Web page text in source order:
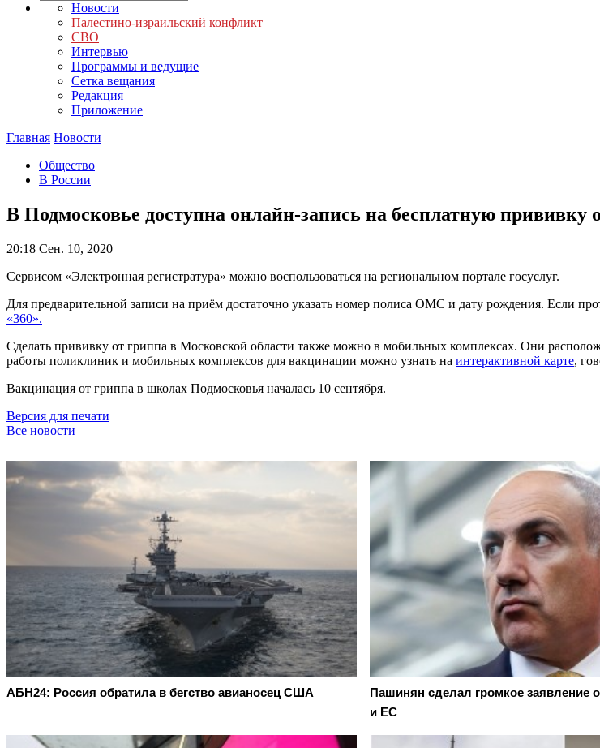
Новости
Палестино-израильский конфликт
СВО
Интервью
Программы и ведущие
Сетка вещания
Редакция
Приложение
Главная Новости
Общество
В России
В Подмосковье доступна онлайн-запись на бесплатную прививку
20:18 Сен. 10, 2020
Сервисом «Электронная регистратура» можно воспользоваться на региональном портале госуслуг.
Для предварительной записи на приём достаточно указать номер полиса ОМС и дату рождения. Если
«360».
Сделать прививку от гриппа в Московской области также можно в мобильных комплексах. Они
работы поликлиник и мобильных комплексов для вакцинации можно узнать на интерактивной карте,
Вакцинация от гриппа в школах Подмосковья началась 10 сентября.
Версия для печати
Все новости
АБН24: Россия обратила в бегство авианосец США
Пашинян сделал громкое заявление
и ЕС